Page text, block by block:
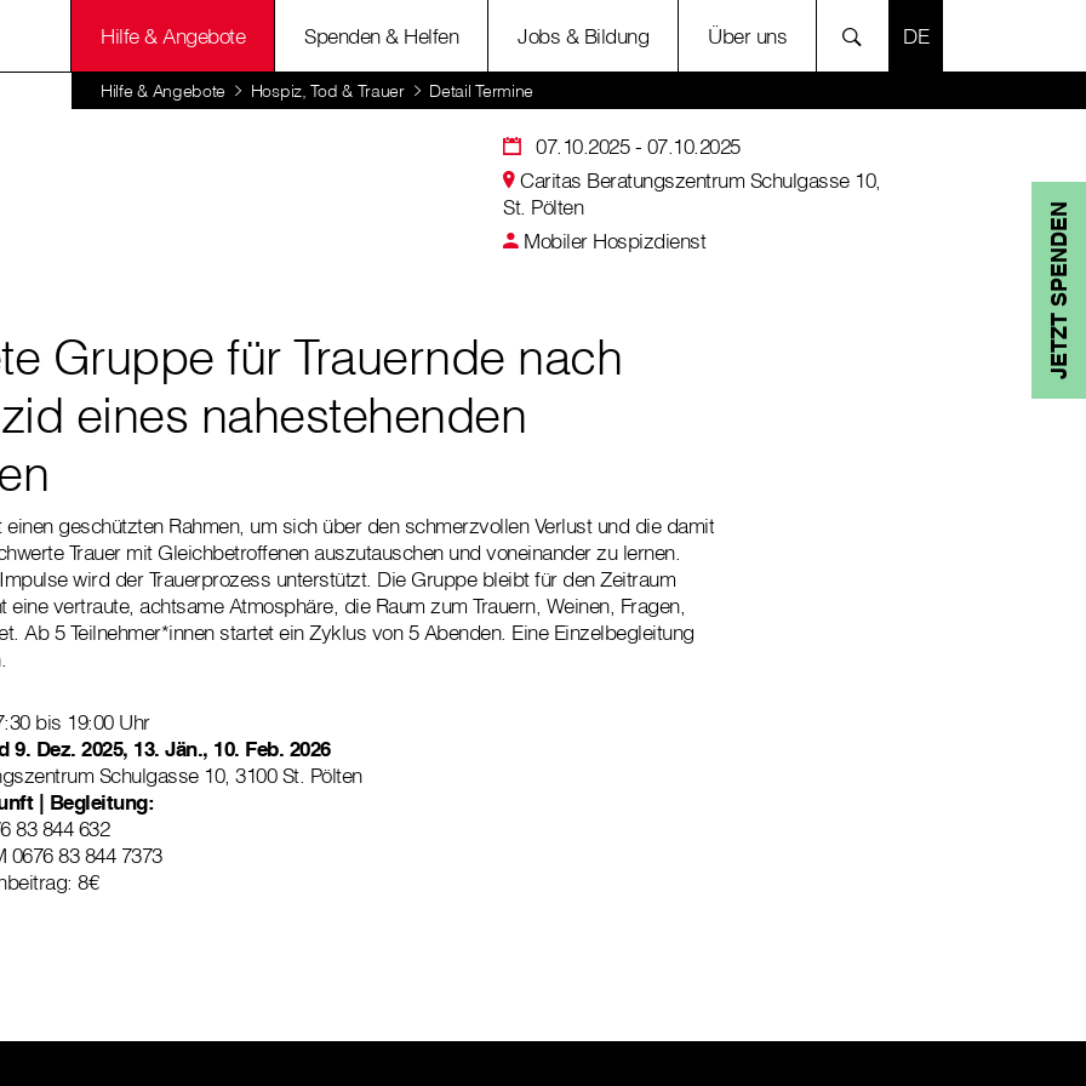
Hilfe & Angebote Spenden & Helfen Jobs & Bildung Über uns SPRACHE
Hilfe & Angebote Hospiz, Tod & Trauer Detail Termine
JETZT SPENDEN
07.10.2025- 07.10.2025
Caritas Beratungszentrum Schulgasse 10,
St. Pölten
Mobiler Hospizdienst
Gruppe für Trauernde nach
eines nahestehenden
geschützten Rahmen, um sich über den schmerzvollen Verlust und die damit
Trauer mit Gleichbetroffenen auszutauschen und voneinander zu lernen.
wird der Trauerprozess unterstützt. Die Gruppe bleibt für den Zeitraum
eine vertraute, achtsame Atmosphäre, die Raum zum Trauern, Weinen, Fragen,
Ab 5 Teilnehmer*innen startet ein Zyklus von 5 Abenden. Eine Einzelbegleitung
bis 19:00 Uhr
9. Dez. 2025, 13. Jän., 10. Feb. 2026
Schulgasse 10, 3100 St. Pölten
| Begleitung:
83 844 632
0676 83 844 7373
8€